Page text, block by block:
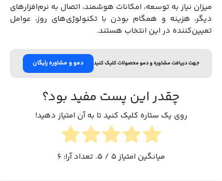
میزان نیاز به توسعه، امکانات هوشمند، اتصال به نرم‌افزارهای
دیگر، هزینه و همگام بودن با تکنولوژی‌های روز، عوامل
تعیین‌کننده در این انتخاب هستند.
جهت دریافت مشاوره و دمو محصولات کلیک کنید دمو و مشاوره رایگان
چقدر این پست مفید بود؟
روی یک ستاره کلیک کنید تا به آن امتیاز دهید!
میانگین امتیاز 5 / 5. تعداد آرا: 6